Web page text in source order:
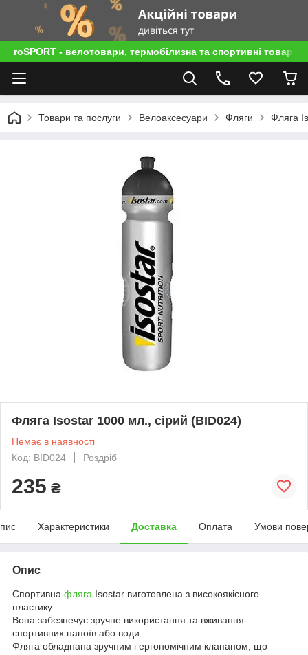
roSPORT - велотовари, термобілизна та спортивні товари
Товари та послуги Велоаксесуари Фляги Фляга
Фляга Isostar 1000 мл., сірий (BID024)
Немає в наявності
Код: BID024
Роздріб
235 ₴
Характеристики Доставка Оплата Умови
Опис
Cпортивна фляга Isostar виготовлена з високоякісного
пластику.
Вона забезпечує зручне використання та вживання
спортивних напоїв або води.
Фляга обладнана зручним і ергономічним клапаном, що